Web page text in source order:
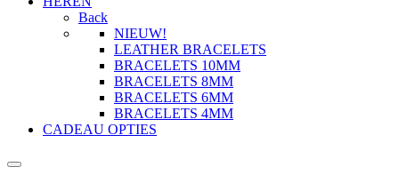
Back
NIEUW!
LEATHER BRACELETS
BRACELETS 10MM
BRACELETS 8MM
BRACELETS 6MM
BRACELETS 4MM
CADEAU OPTIES